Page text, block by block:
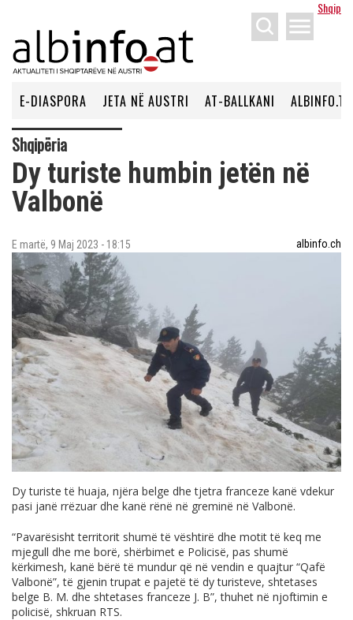
Shqip
menu
E-DIASPORA JETA NË AUSTRI AT-BALLKANI ALBINFO.TV
Shqipëria
Dy turiste humbin jetën në
Valbonë
E martë, 9 Maj 2023 - 18:15 albinfo.ch
Dy turiste të huaja, njëra belge dhe tjetra franceze kanë vdekur
pasi janë rrëzuar dhe kanë rënë në greminë në Valbonë.
“Pavarësisht territorit shumë të vështirë dhe motit të keq me
mjegull dhe me borë, shërbimet e Policisë, pas shumë
kërkimesh, kanë bërë të mundur që në vendin e quajtur “Qafë
Valbonë”, të gjenin trupat e pajetë të dy turisteve, shtetases
belge B. M. dhe shtetases franceze J. B”, thuhet në njoftimin e
policisë, shkruan RTS.